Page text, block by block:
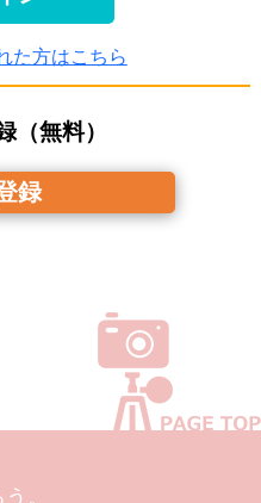
た方はこちら
（無料）
録
。